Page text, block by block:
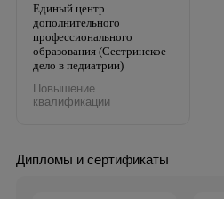
Единый центр
дополнительного
профессионального
образования (Сестринское
дело в педиатрии)
Повышение
квалификации
Дипломы и сертификаты